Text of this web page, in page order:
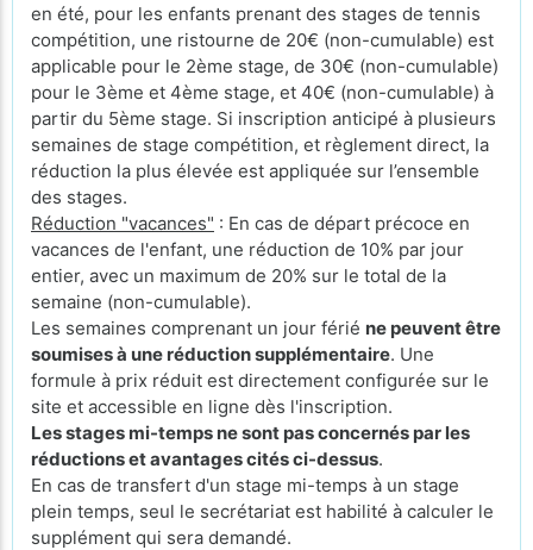
en été, pour les enfants prenant des stages de tennis
compétition, une ristourne de 20€ (non-cumulable) est
applicable pour le 2ème stage, de 30€ (non-cumulable)
pour le 3ème et 4ème stage, et 40€ (non-cumulable) à
partir du 5ème stage. Si inscription anticipé à plusieurs
semaines de stage compétition, et règlement direct, la
réduction la plus élevée est appliquée sur l’ensemble
des stages.
Réduction "vacances" : En cas de départ précoce en
vacances de l'enfant, une réduction de 10% par jour
entier, avec un maximum de 20% sur le total de la
semaine (non-cumulable).
Les semaines comprenant un jour férié ne peuvent être
soumises à une réduction supplémentaire. Une
formule à prix réduit est directement configurée sur le
site et accessible en ligne dès l'inscription.
Les stages mi-temps ne sont pas concernés par les
réductions et avantages cités ci-dessus.
En cas de transfert d'un stage mi-temps à un stage
plein temps, seul le secrétariat est habilité à calculer le
supplément qui sera demandé.